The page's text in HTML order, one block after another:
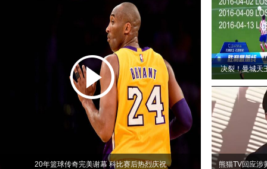
20年篮球传奇完美谢幕 科比赛后热烈庆祝
决裂！曼城天
熊猫TV回应涉